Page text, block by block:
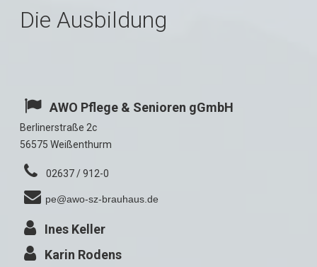
Die Ausbildung
AWO Pflege & Senioren gGmbH
Berlinerstraße 2c
56575 Weißenthurm
⁣ 02637 / 912-0
⁣ pe@awo-sz-brauhaus.de
⁣ Ines Keller
⁣ Karin Rodens